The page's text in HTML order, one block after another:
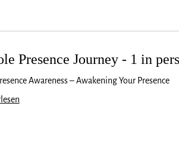
Presence Journey - 1 in
Awareness – Awakening Your Presence